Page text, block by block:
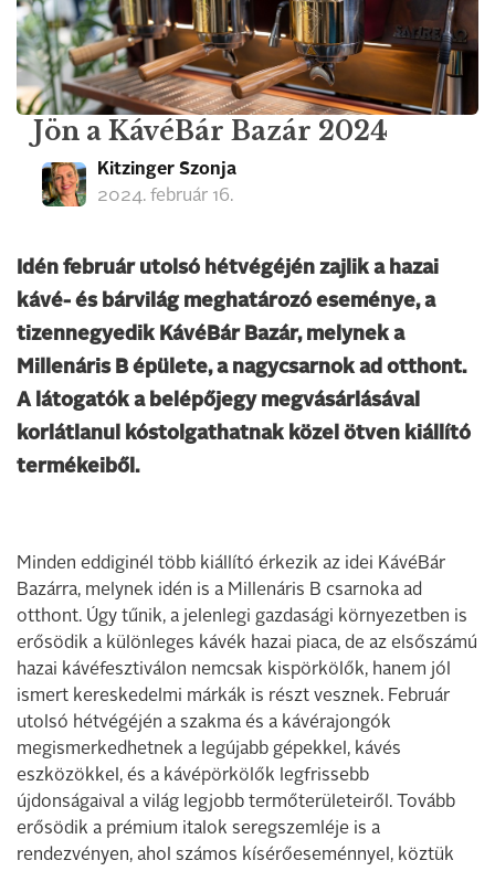
Jön a KávéBár Bazár 2024
Kitzinger Szonja
2024. február 16.
Idén február utolsó hétvégéjén zajlik a hazai
kávé- és bárvilág meghatározó eseménye, a
tizennegyedik KávéBár Bazár, melynek a
Millenáris B épülete, a nagycsarnok ad otthont.
A látogatók a belépőjegy megvásárlásával
korlátlanul kóstolgathatnak közel ötven kiállító
termékeiből.
Minden eddiginél több kiállító érkezik az idei KávéBár
Bazárra, melynek idén is a Millenáris B csarnoka ad
otthont. Úgy tűnik, a jelenlegi gazdasági környezetben is
erősödik a különleges kávék hazai piaca, de az elsőszámú
hazai kávéfesztiválon nemcsak kispörkölők, hanem jól
ismert kereskedelmi márkák is részt vesznek. Február
utolsó hétvégéjén a szakma és a kávérajongók
megismerkedhetnek a legújabb gépekkel, kávés
eszközökkel, és a kávépörkölők legfrissebb
újdonságaival a világ legjobb termőterületeiről. Tovább
erősödik a prémium italok seregszemléje is a
rendezvényen, ahol számos kísérőeseménnyel, köztük